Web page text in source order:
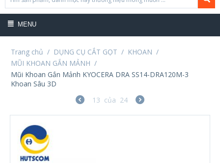
MENU
Trang chủ / DỤNG CỤ CẮT GỌT / KHOAN /
MŨI KHOAN GẮN MẢNH /
Mũi Khoan Gắn Mảnh KYOCERA DRA SS14-DRA120M-3
Khoan Sâu 3D
13 của 24